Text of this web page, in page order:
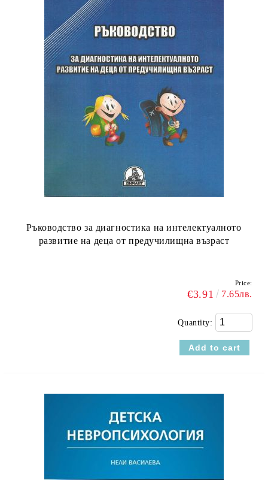
Ръководство за диагностика на интелектуалното
развитие на деца от предучилищна възраст
Price:
€3.91 7.65лв.
Quantity: